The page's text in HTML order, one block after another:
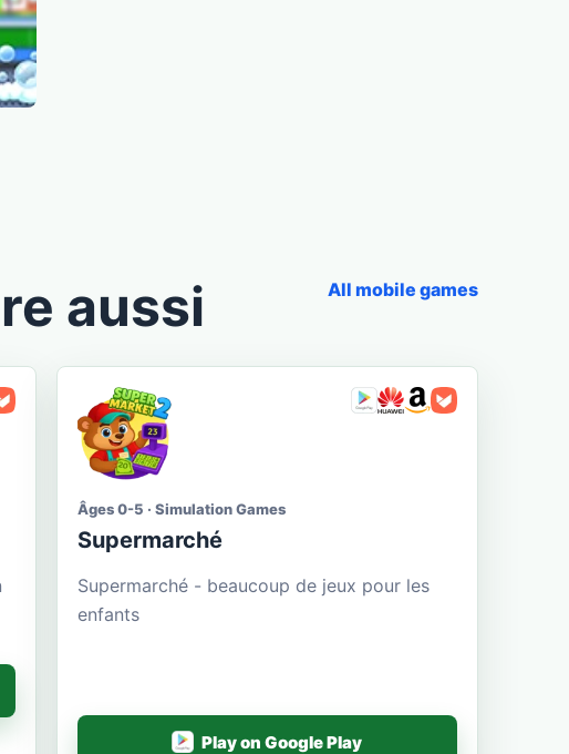
aussi All mobile games
Âges 0-5 · Simulation Games
Supermarché
Supermarché - beaucoup de jeux pour les
enfants
Play on Google Play